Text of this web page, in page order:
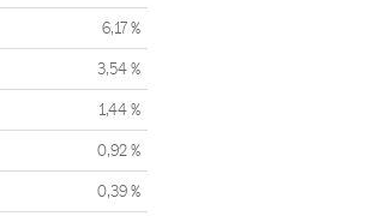
6,17 %
3,54 %
1,44 %
0,92 %
0,39 %